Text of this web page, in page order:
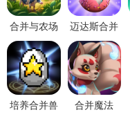
合并与农场
无限金币修
改版
v1.40.167 安
卓版
迈达斯合并
中文版
v2.5.0 安卓
版
培养合并兽
合并魔法